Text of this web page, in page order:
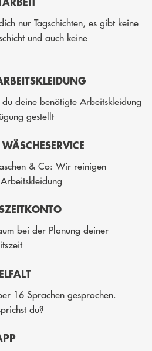
nur Tagschichten, es gibt keine
und auch keine
du deine benötigte Arbeitskleidung
gestellt
& Co: Wir reinigen
bei der Planung deiner
16 Sprachen gesprochen.
du?